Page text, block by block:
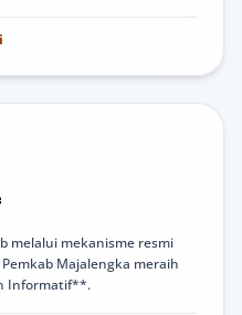
melalui mekanisme resmi
Majalengka meraih
Informatif**.